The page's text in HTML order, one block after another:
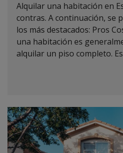
Alquilar una habitación en
contras. A continuación, se
los más destacados: Pros
una habitación es
alquilar un piso completo.